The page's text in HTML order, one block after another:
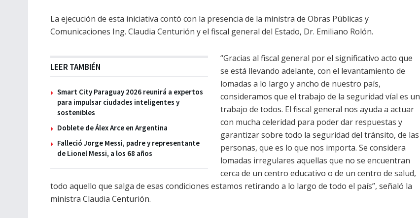
La ejecución de esta iniciativa contó con la presencia de la ministra de Obras Públicas y
Comunicaciones Ing. Claudia Centurión y el fiscal general del Estado, Dr. Emiliano Rolón.
LEER TAMBIÉN
Smart City Paraguay 2026 reunirá a expertos
para impulsar ciudades inteligentes y
sostenibles
Doblete de Álex Arce en Argentina
Falleció Jorge Messi, padre y representante
de Lionel Messi, a los 68 años
“Gracias al fiscal general por el significativo acto que
se está llevando adelante, con el levantamiento de
lomadas a lo largo y ancho de nuestro país,
consideramos que el trabajo de la seguridad víal es un
trabajo de todos. El fiscal general nos ayuda a actuar
con mucha celeridad para poder dar respuestas y
garantizar sobre todo la seguridad del tránsito, de las
personas, que es lo que nos importa. Se considera
lomadas irregulares aquellas que no se encuentran
cerca de un centro educativo o de un centro de salud,
todo aquello que salga de esas condiciones estamos retirando a lo largo de todo el país”, señaló la
ministra Claudia Centurión.